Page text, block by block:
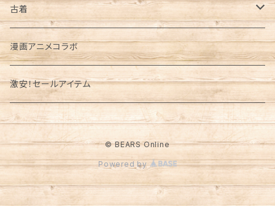
CHUMS（チャムス）
東北限定販売アイテム
財布／コインケース
パスケース／カードケース
キーケース／キーリング
トートバッグ／ショルダーバッグ
Columbia（コロンビア）
Cookman （クックマン）
Dickies（ディッキーズ）
DOG TOWN（ドッグタウン）
gym master（ジムマスター）
トイレットペーパー／ティッシュケース
パイントケース
ランタンケース
OD缶ケース／その他ケース
キャリーオール
メスティン
ケトル
クーラーボックス／クーラーバッグ
ウォータージャグ
コーヒーメーカー
ハンギングチェーン
釣り／フィッシング
ジップパーカー
コーチジャケット
中綿ジャケット
フリースジャケット
ダウンジャケット
マウンテンパーカー
ナイロンジャケット
オーバーオール／オールインワン
ニット／セーター
ベスト
パスケース
財布/ウォレット
キーケース/キーホルダー
マスク
トートバッグ
ボディバッグ／ウエストバッグ
ボストンバッグ
カメラバッグ
ブーツ
レインブーツ
バレエシューズ
レギンス
半袖Tシャツ
長袖Tシャツ
パンツ／ボトムス
キャップ／ハット
ベビー
ベビービブ
ロンパース
タンブラー／コップ／水筒
リュック／バッグ
サコッシュ／ポーチ
トートバッグ／エコバッグ
エプロン／前掛け
古着
半袖
Tシャツ
スウェット
シャツ
長袖
シャツ
スウェット／トレーナー
パーカー
ボトムス
アウター
ナイロンジャケット
シーツ／布
漫画アニメコラボ
激安！セールアイテム
© BEARS Online
Powered by